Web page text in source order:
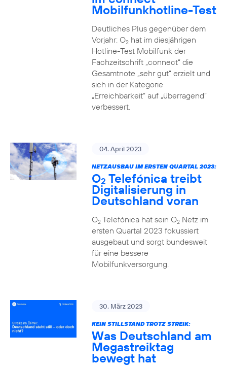
Mobilfunkhotline-Test
Deutliches Plus gegenüber dem
Vorjahr: O2hat im diesjährigen
Hotline-Test Mobilfunk der
Fachzeitschrift „connect“ die
Gesamtnote „sehr gut“ erzielt und
sich in der Kategorie
„Erreichbarkeit“ auf „überragend“
verbessert.
04. April 2023
NETZAUSBAU IM ERSTEN QUARTAL 2023:
O2 Telefónica treibt
Digitalisierung in
Deutschland voran
O2Telefónica hat sein O2Netz im
ersten Quartal 2023 fokussiert
ausgebaut und sorgt bundesweit
für eine bessere
Mobilfunkversorgung.
30. März 2023
KEIN STILLSTAND TROTZ STREIK:
Was Deutschland am
Megastreiktag
bewegt hat